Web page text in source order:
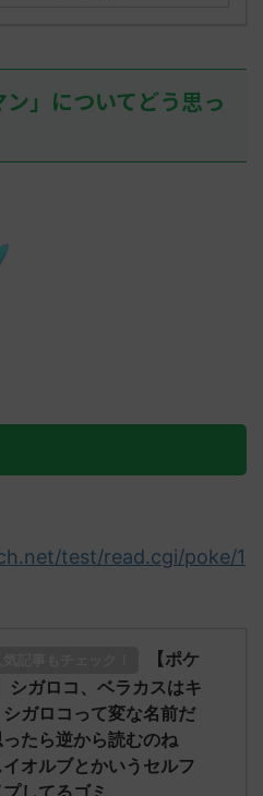
」についてどう思っ
test/read.cgi/poke/1
【ポケ
シガロコ、ベラカスはキ
ガロコって変な名前だ
ったら逆から読むのね
オルブとかいうセルフ
してるゴミ